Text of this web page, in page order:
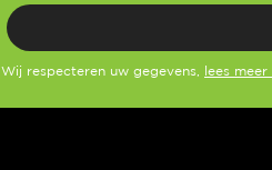
Wij respecteren uw gegevens, lees